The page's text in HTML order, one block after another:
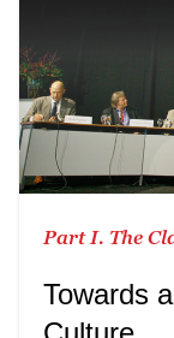
Part I. The
Towards